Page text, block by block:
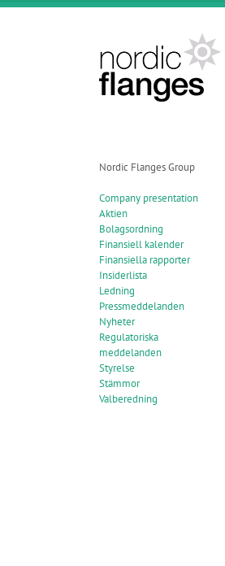
Fortsätt
Nordic Flanges Group
Company presentation
Aktien
Bolagsordning
Finansiell kalender
Finansiella rapporter
Insiderlista
Ledning
Pressmeddelanden
Nyheter
Regulatoriska
meddelanden
Styrelse
Stämmor
Valberedning